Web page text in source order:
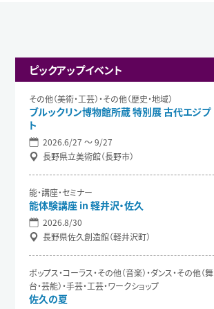
ピックアップイベント
その他（美術・工芸）・その他（歴史・地域）
ブルックリン博物館所蔵 特別展 古代エジプ
ト
2026.6/27 〜 9/27
長野県立美術館（長野市）
能・講座・セミナー
能体験講座 in 軽井沢・佐久
2026.8/30
長野県佐久創造館（軽井沢町）
ポップス・コーラス・その他（音楽）・ダンス・その他（舞
台・芸能）・手芸・工芸・ワークショップ
佐久の夏